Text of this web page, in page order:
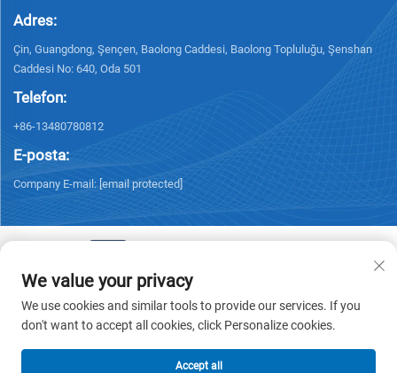
Adres:
Çin, Guangdong, Şençen, Baolong Caddesi, Baolong Topluluğu, Şenshan
Caddesi No: 640, Oda 501
Telefon:
+86-13480780812
E-posta:
Company E-mail: [email protected]
Telif Hakkı © 2026 Chisung Intelligence Technology (Shenzhen) Co.,
Limited. Tüm hakları saklıdır. -Gizlilik Politikası
We value your privacy
We use cookies and similar tools to provide our services. If you
don't want to accept all cookies, click Personalize cookies.
Accept all